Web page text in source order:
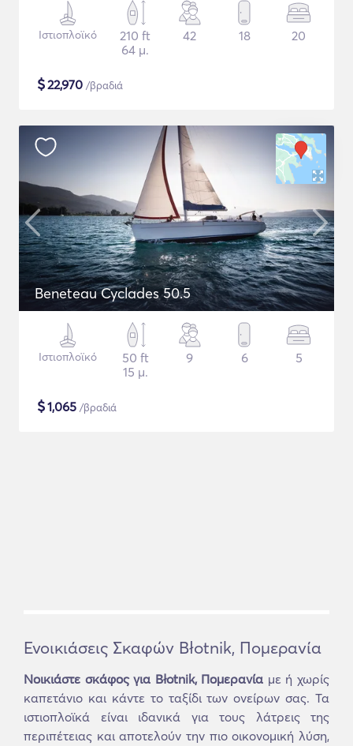
Ιστιοπλοϊκό
210 ft
64 μ.
42 18 20
$22,970 /βραδιά
Beneteau Cyclades 50.5
Ιστιοπλοϊκό
50 ft
15 μ.
9 6 5
$1,065 /βραδιά
Ενοικιάσεις Σκαφών Błotnik, Πομερανία
Νοικιάστε σκάφος για Błotnik, Πομερανία με ή χωρίς
καπετάνιο και κάντε το ταξίδι των ονείρων σας. Τα
ιστιοπλοϊκά είναι ιδανικά για τους λάτρεις της
περιπέτειας και αποτελούν την πιο οικονομική λύση,